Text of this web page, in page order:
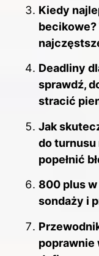
Kiedy
becikowe?
Deadliny
sprawdź,
stracić
Jak
do
popełnić
800 plus
sondaży i
poprawnie